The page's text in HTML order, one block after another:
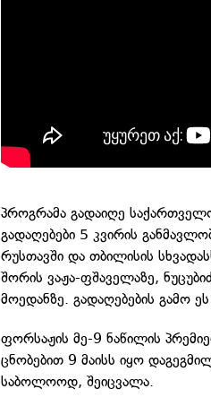
პროგრამა გადაიღე
გადაღებები 5 კვირის
რუსთავში და თბილისის
შორის ვაჟა-ფშაველაზე,
მოედანზე. გადაღებების გამო
ფორსაჟის მე-9 ნაწილის
ცნობებით 9 მაისს იყო
საბოლოოდ, შეიცვალა.